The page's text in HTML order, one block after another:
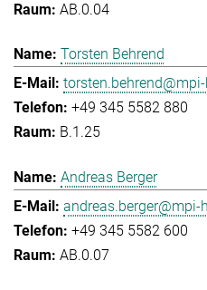
AB.0.04
Torsten Behrend
+49 345 5582 880
B.1.25
Andreas Berger
andreas.berger@mpi-
+49 345 5582 600
AB.0.07